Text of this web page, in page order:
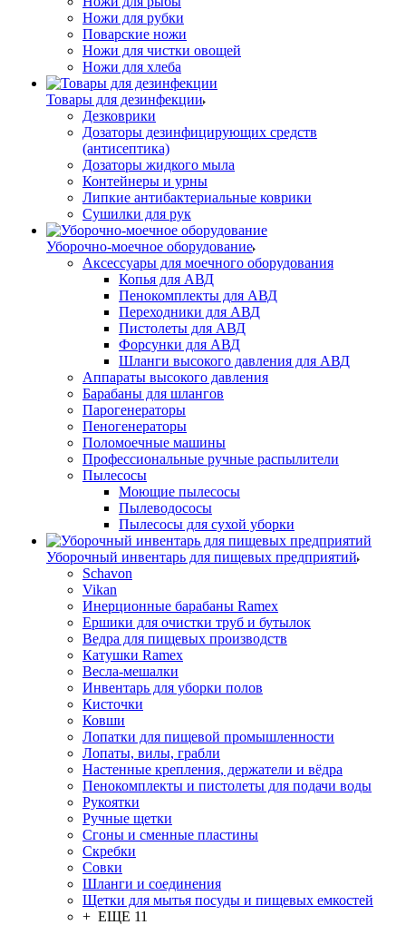
Ножи для рубки
Поварские ножи
Ножи для чистки овощей
Ножи для хлеба
Товары для дезинфекции
Дезковрики
Дозаторы дезинфицирующих средств
(антисептика)
Дозаторы жидкого мыла
Контейнеры и урны
Липкие антибактериальные коврики
Сушилки для рук
Уборочно-моечное оборудование
Аксессуары для моечного оборудования
Копья для АВД
Пенокомплекты для АВД
Переходники для АВД
Пистолеты для АВД
Форсунки для АВД
Шланги высокого давления для АВД
Аппараты высокого давления
Барабаны для шлангов
Парогенераторы
Пеногенераторы
Поломоечные машины
Профессиональные ручные распылители
Пылесосы
Моющие пылесосы
Пылеводососы
Пылесосы для сухой уборки
Уборочный инвентарь для пищевых предприятий
Schavon
Vikan
Инерционные барабаны Ramex
Ершики для очистки труб и бутылок
Ведра для пищевых производств
Катушки Ramex
Весла-мешалки
Инвентарь для уборки полов
Кисточки
Ковши
Лопатки для пищевой промышленности
Лопаты, вилы, грабли
Настенные крепления, держатели и вёдра
Пенокомплекты и пистолеты для подачи воды
Рукоятки
Ручные щетки
Сгоны и сменные пластины
Скребки
Совки
Шланги и соединения
Щетки для мытья посуды и пищевых емкостей
+ ЕЩЕ 11